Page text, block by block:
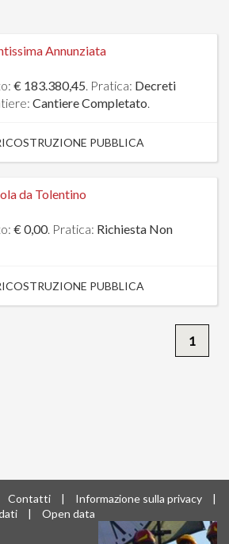
Annunziata
€ 183.380,45. Pratica: Decreti
Cantiere Completato.
PUBBLICA
da Tolentino
€ 0,00. Pratica: Richiesta Non
PUBBLICA
1
Contatti | Informazione sulla privacy
|
| Open data